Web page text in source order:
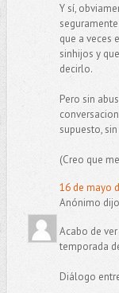
Y sí,
que a veces
sinhijos y
decirlo.
Pero sin
supuesto,
(Creo que
16 de mayo
Anónimo
Acabo de
temporada
Diálogo